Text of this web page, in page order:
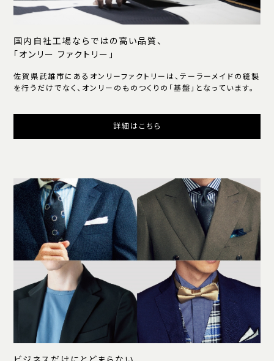
国内自社工場ならではの高い品質、
「オンリー ファクトリー」
佐賀県武雄市にあるオンリーファクトリーは、テーラーメイドの縫製
を行うだけでなく、オンリーのものつくりの「基盤」となっています。
詳細はこちら